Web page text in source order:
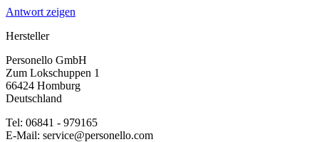
Antwort zeigen
Hersteller
Personello GmbH
Zum Lokschuppen 1
66424 Homburg
Deutschland
Tel: 06841 - 979165
E-Mail: service@personello.com